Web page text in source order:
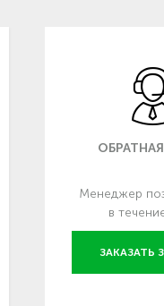
Менеджер
в
ЗАКАЗАТЬ